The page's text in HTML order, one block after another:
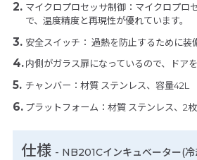
マイクロプロセッサ制御：マイクロプロ
で、温度精度と再現性が優れています。
安全スイッチ： 過熱を防止するために装
内側がガラス扉になっているので、ドア
チャンバー：材質 ステンレス、容量42L
プラットフォーム：材質 ステンレス、2
仕様 - NB201Cインキュベーター(冷